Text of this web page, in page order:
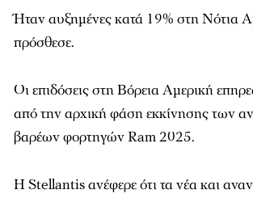
Ήταν αυξημένες κατά 19% στη Νότια
πρόσθεσε.
Οι επιδόσεις στη Βόρεια Αμερική
από την αρχική φάση εκκίνησης των
βαρέων φορτηγών Ram 2025.
Η Stellantis ανέφερε ότι τα νέα και